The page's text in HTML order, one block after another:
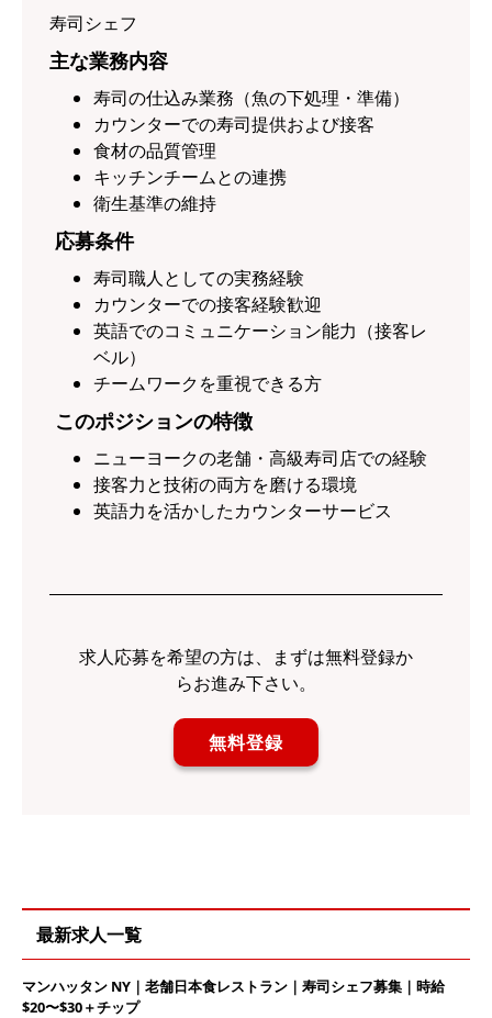
寿司シェフ
主な業務内容
寿司の仕込み業務（魚の下処理・準備）
カウンターでの寿司提供および接客
食材の品質管理
キッチンチームとの連携
衛生基準の維持
応募条件
寿司職人としての実務経験
カウンターでの接客経験歓迎
英語でのコミュニケーション能力（接客レ
ベル）
チームワークを重視できる方
このポジションの特徴
ニューヨークの老舗・高級寿司店での経験
接客力と技術の両方を磨ける環境
英語力を活かしたカウンターサービス
求人応募を希望の方は、まずは無料登録か
らお進み下さい。
無料登録
最新求人一覧
マンハッタン NY｜老舗日本食レストラン｜寿司シェフ募集｜時給
$20〜$30＋チップ